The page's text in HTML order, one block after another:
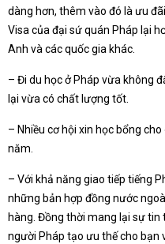
dàng hơn, thêm vào đó là ưu
Visa của đại sứ quán Pháp lại
Anh và các quốc gia khác.
– Đi du học ở Pháp vừa không
lại vừa có chất lượng tốt.
– Nhiều cơ hội xin học bổng
năm.
– Với khả năng giao tiếp tiếng
những bản hợp đồng nước
hàng. Đồng thời mang lại sự
người Pháp tạo ưu thế cho bạn